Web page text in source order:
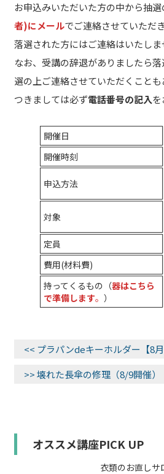
お申込みいただいた方の中から抽選
者)にメールでご連絡させていただき
落選された方にはご連絡はいたしま
なお、受講の辞退がありましたら
選の上ご連絡させていただくことも
つきましては必ず電話番号の記入を
開催日
開催時刻
申込方法
対象
定員
費用(材料費)
持ってくるもの（器はこちら
で準備します。 ）
<< プラパンdeキーホルダー【8月
>> 壊れた長傘の修理（8/9開催）
オススメ講座PICK UP
衣類のお直しサ